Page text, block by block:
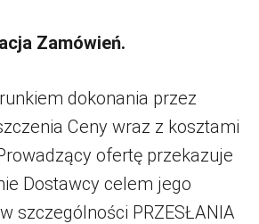
Zamówień.
dokonania przez
Ceny wraz z kosztami
ofertę przekazuje
Dostawcy celem jego
szczególności PRZESŁANIA